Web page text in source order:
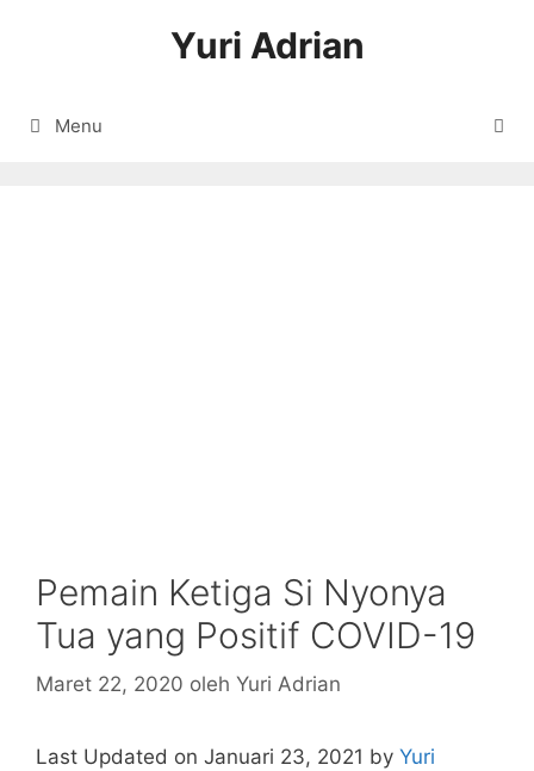
Yuri Adrian
Menu
Pemain Ketiga Si Nyonya
Tua yang Positif COVID-19
Maret 22, 2020 oleh Yuri Adrian
Last Updated on Januari 23, 2021 by Yuri